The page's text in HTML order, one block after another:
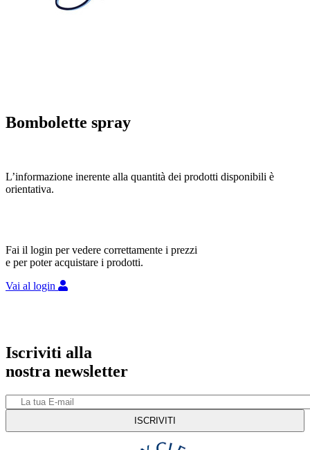
Bombolette spray
L’informazione inerente alla quantità dei prodotti disponibili è
orientativa.
Fai il login per vedere correttamente i prezzi
e per poter acquistare i prodotti.
Vai al login
Iscriviti alla
nostra newsletter